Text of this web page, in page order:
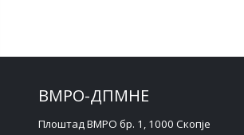
ВМРО-ДПМНЕ
Плоштад ВМРО бр. 1, 1000 Скопје